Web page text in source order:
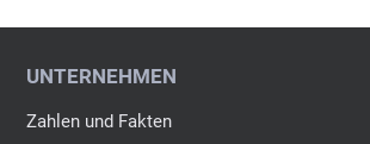
UNTERNEHMEN
Zahlen und Fakten